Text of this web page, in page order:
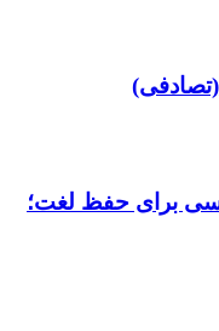
برای حفظ لغت؛